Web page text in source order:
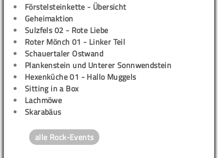
Förstelsteinkette - Übersicht
Geheimaktion
Sulzfels 02 - Rote Liebe
Roter Mönch 01 - Linker Teil
Schauertaler Ostwand
Plankenstein und Unterer Sonnwendstein
Hexenküche 01 - Hallo Muggels
Sitting in a Box
Lachmöwe
Skarabäus
alle Rock-Events